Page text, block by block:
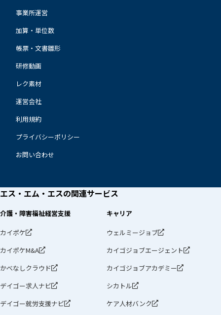
事業所運営
加算・単位数
帳票・文書雛形
研修動画
レク素材
運営会社
利用規約
プライバシーポリシー
お問い合わせ
エス・エム・エスの関連サービス
介護・障害福祉経営支援
カイポケ
カイポケM&A
かべなしクラウド
デイゴー求人ナビ
デイゴー就労支援ナビ
キャリア
ウェルミージョブ
カイゴジョブエージェント
カイゴジョブアカデミー
シカトル
ケア人材バンク